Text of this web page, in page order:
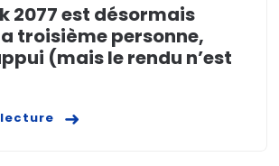
2077 est désormais
troisième personne,
(mais le rendu n’est